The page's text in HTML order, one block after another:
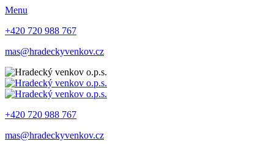
Menu
+420 720 988 767
mas@hradeckyvenkov.cz
+420 720 988 767
mas@hradeckyvenkov.cz